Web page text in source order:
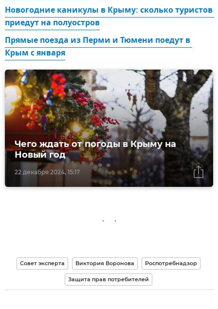
Новогодние каникулы в Крыму: сколько туристов
приедут на полуостров
Прямые поезда из Перми и Тюмени поедут в
Крым с января
22 декабря 2024, 15:17
Чего ждать от погоды в Крыму на
Новый год
Совет эксперта Виктория Воронова Роспотребнадзор
Защита прав потребителей